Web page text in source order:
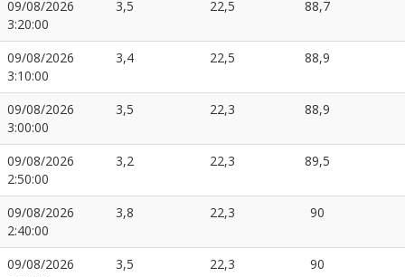
09/08/2026
3:20:00
3,5 22,5 88,7
09/08/2026
3:10:00
3,4 22,5 88,9
09/08/2026
3:00:00
3,5 22,3 88,9
09/08/2026
2:50:00
3,2 22,3 89,5
09/08/2026
2:40:00
3,8 22,3 90
09/08/2026
3,5 22,3 90